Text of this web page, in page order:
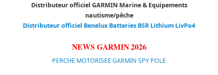
Distributeurofficiel GARMIN Marine & Equipements
nautisme/pêche
Distributeur officiel Benelux Batteries BSR Lithium LivPo4
NEWS GARMIN 2026
PERCHE MOTORISEE GARMIN SPY POLE